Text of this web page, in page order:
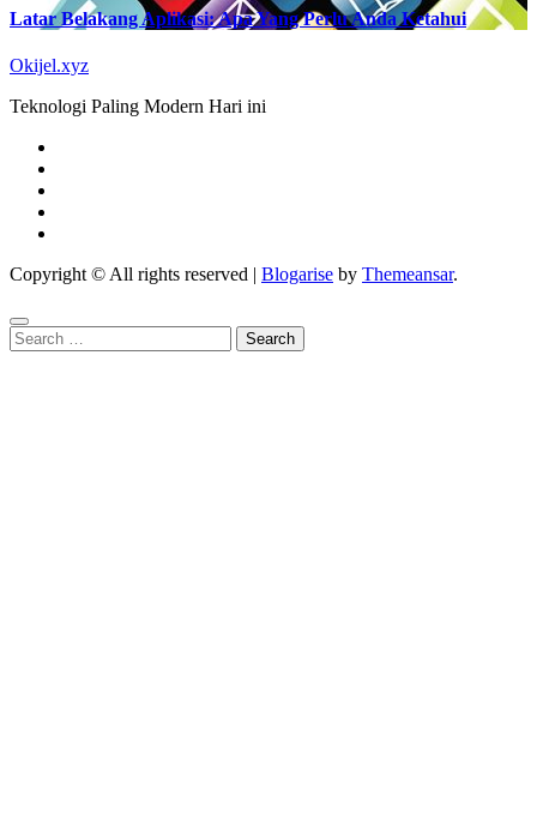
Latar Belakang Aplikasi: Apa Yang Perlu Anda Ketahui
Okijel.xyz
Teknologi Paling Modern Hari ini
Copyright © All rights reserved Blogarise by Themeansar.
Search
for: